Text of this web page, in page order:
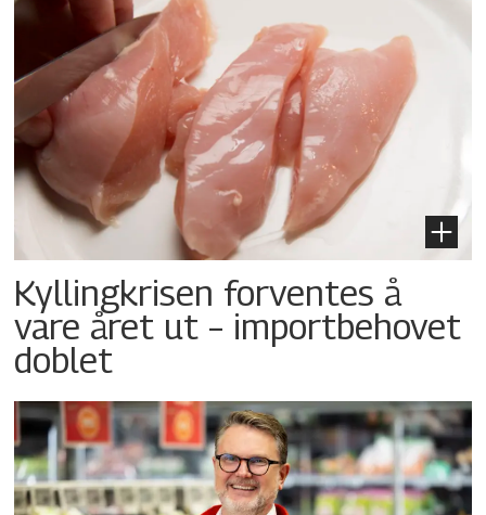
Kyllingkrisen forventes å
vare året ut – importbehovet
doblet